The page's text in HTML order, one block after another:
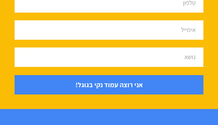
אני רוצה עמוד נקי בגוגל!